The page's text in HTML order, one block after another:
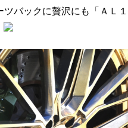
バックに贅沢にも「ＡＬ１